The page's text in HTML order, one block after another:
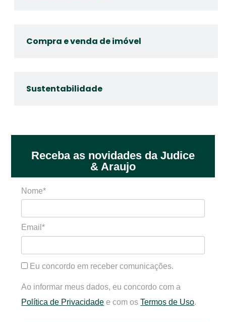
Compra e venda de imóvel
Sustentabilidade
Receba as novidades da Judice
& Araujo
Nome*
Email*
Eu concordo em receber comunicações.
Ao informar meus dados, eu concordo com a
Política de Privacidade e com osTermos de Uso.